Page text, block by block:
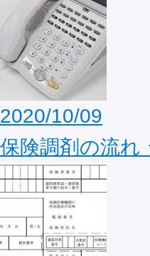
2020/10/09
保険調剤の流れ